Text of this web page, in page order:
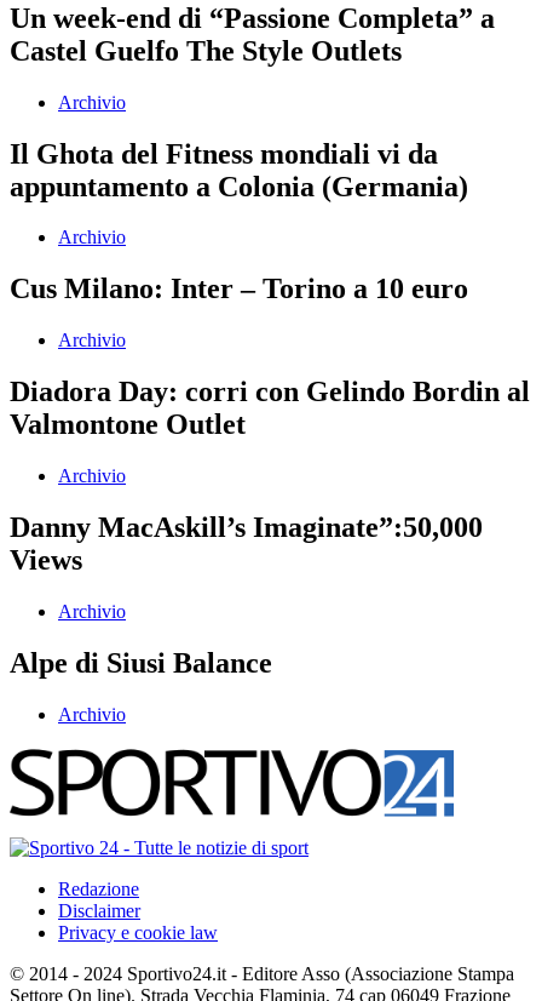
Un week-end di “Passione Completa” a
Castel Guelfo The Style Outlets
Archivio
Il Ghota del Fitness mondiali vi da
appuntamento a Colonia (Germania)
Archivio
Cus Milano: Inter – Torino a 10 euro
Archivio
Diadora Day: corri con Gelindo Bordin al
Valmontone Outlet
Archivio
Danny MacAskill’s Imaginate”:50,000
Views
Archivio
Alpe di Siusi Balance
Archivio
Redazione
Disclaimer
Privacy e cookie law
© 2014 - 2024 Sportivo24.it - Editore Asso (Associazione Stampa
Settore On line). Strada Vecchia Flaminia, 74 cap 06049 Frazione